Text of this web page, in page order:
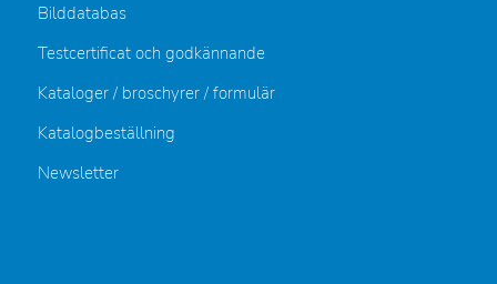
Bilddatabas
Testcertificat och godkännande
Kataloger / broschyrer / formulär
Katalogbeställning
Newsletter